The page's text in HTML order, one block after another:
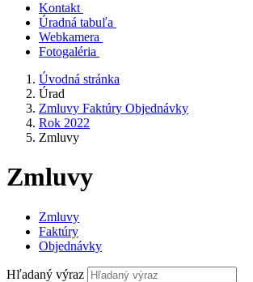
Kontakt
Úradná tabuľa
Webkamera
Fotogaléria
Úvodná stránka
Úrad
Zmluvy Faktúry Objednávky
Rok 2022
Zmluvy
Zmluvy
Zmluvy
Faktúry
Objednávky
Hľadaný výraz